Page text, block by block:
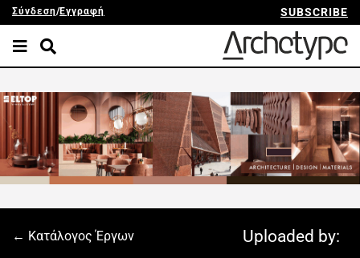
Σύνδεση/Εγγραφή SUBSCRIBE
← Κατάλογος Έργων
Uploaded by: